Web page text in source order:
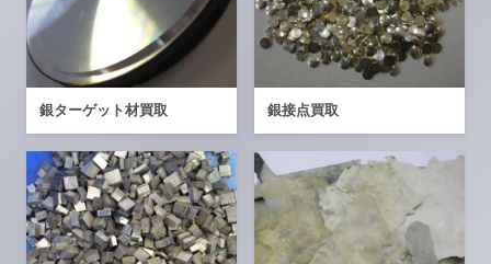
銀ターゲット材買取 銀接点買取